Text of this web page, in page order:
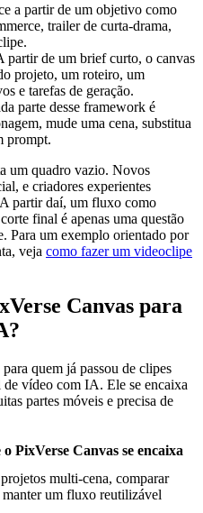
a partir de um objetivo como
trailer de curta-drama,
partir de um brief curto, o canvas
projeto, um roteiro, um
e tarefas de geração.
parte desse framework é
mude uma cena, substitua
prompt.
um quadro vazio. Novos
e criadores experientes
partir daí, um fluxo como
final é apenas uma questão
Para um exemplo orientado por
veja como fazer um videoclipe
Canvas para
quem já passou de clipes
vídeo com IA. Ele se encaixa
partes móveis e precisa de
PixVerse Canvas se encaixa
multi-cena, comparar
manter um fluxo reutilizável